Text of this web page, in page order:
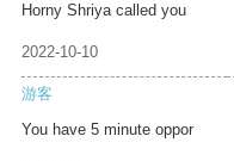
Horny Shriya called you
2022-10-10
游客
You have 5 minute oppor